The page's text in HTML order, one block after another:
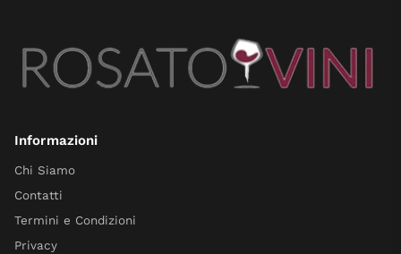
Informazioni
Chi Siamo
Contatti
Termini e Condizioni
Privacy